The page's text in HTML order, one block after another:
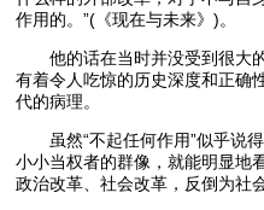
作用的。”(《现在与未来》)。
他的话在当时并没受到很大
有着令人吃惊的历史深度和正确
代的病理。
虽然“不起任何作用”似乎说得
小小当权者的群像，就能明显地
政治改革、社会改革，反倒为社